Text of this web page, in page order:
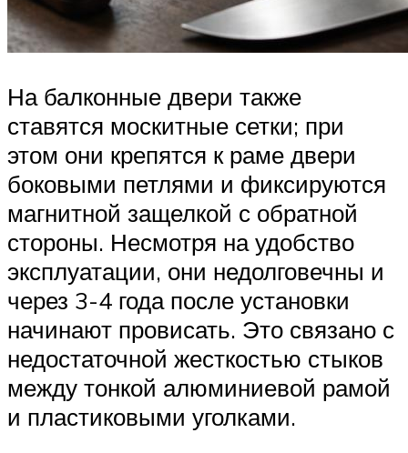
На балконные двери также
ставятся москитные сетки; при
этом они крепятся к раме двери
боковыми петлями и фиксируются
магнитной защелкой с обратной
стороны. Несмотря на удобство
эксплуатации, они недолговечны и
через 3-4 года после установки
начинают провисать. Это связано с
недостаточной жесткостью стыков
между тонкой алюминиевой рамой
и пластиковыми уголками.